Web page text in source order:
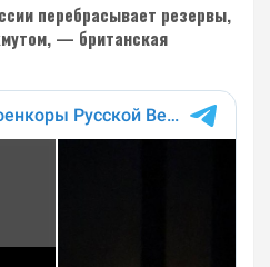
перебрасывает резервы,
— британская